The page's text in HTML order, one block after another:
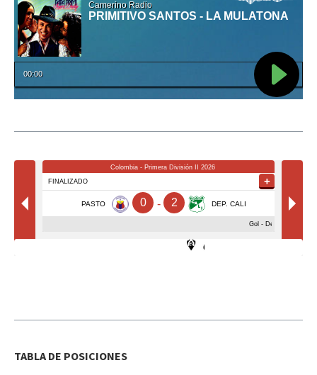
TABLA DE POSICIONES